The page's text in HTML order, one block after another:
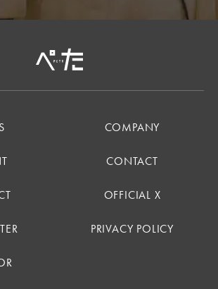
COMPANY
CONTACT
OFFICIAL X
PRIVACY POLICY